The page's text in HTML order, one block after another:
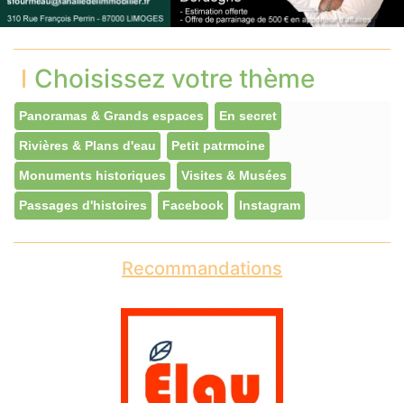
Choisissez votre thème
Panoramas & Grands espaces En secret
Rivières & Plans d'eau Petit patrmoine
Monuments historiques Visites & Musées
Passages d'histoires Facebook Instagram
Recommandations